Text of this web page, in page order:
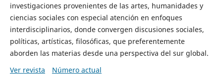
investigaciones provenientes de las artes, humanidades y
ciencias sociales con especial atención en enfoques
interdisciplinarios, donde convergen discusiones sociales,
políticas, artísticas, filosóficas, que preferentemente
aborden las materias desde una perspectiva del sur global.
Ver revista
Número actual